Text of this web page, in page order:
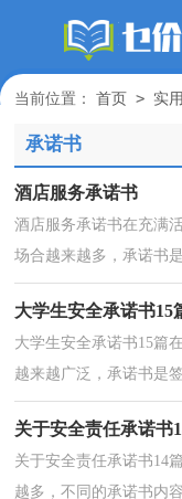
当前位置： 首页 > 实
承诺书
酒店服务承诺书
酒店服务承诺书在充满
场合越来越多，承诺书
大家知道承诺书的格式
大学生安全承诺书15
大学生安全承诺书15篇
越来越广泛，承诺书是
场，忌出于无奈。为了
关于安全责任承诺书
关于安全责任承诺书14
越多，不同的承诺书内